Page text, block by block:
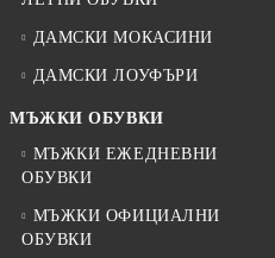
ДАМСКИ МОКАСИНИ
ДАМСКИ ЛОУФЪРИ
МЪЖКИ ОБУВКИ
МЪЖКИ ЕЖЕДНЕВНИ
ОБУВКИ
МЪЖКИ ОФИЦИАЛНИ
ОБУВКИ